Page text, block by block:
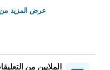
عرض المزيد من
الملايين من